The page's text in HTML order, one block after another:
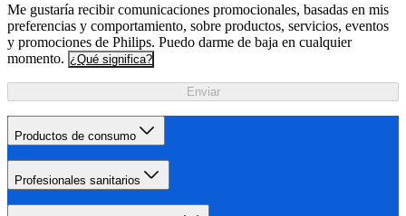
Me gustaría recibir comunicaciones promocionales, basadas en mis
preferencias y comportamiento, sobre productos, servicios, eventos
y promociones de Philips. Puedo darme de baja en cualquier
momento. ¿Qué significa?
Enviar
Productos de consumo
Profesionales sanitarios